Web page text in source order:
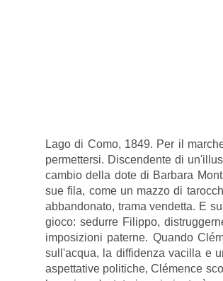
Lago di Como, 1849. Per il
permettersi. Discendente di
cambio della dote di Barbara
sue fila, come un mazzo di
abbandonato, trama vendetta. E
gioco: sedurre Filippo,
imposizioni paterne. Quando
sull'acqua, la diffidenza vacilla e
aspettative politiche, Clémence